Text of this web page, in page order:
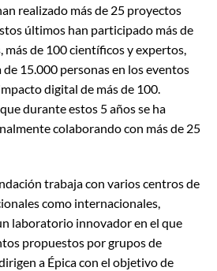
realizado más de 25 proyectos
últimos han participado más de
de 100 científicos y expertos,
15.000 personas en los eventos
digital de más de 100.
durante estos 5 años se ha
colaborando con más de 25
trabaja con varios centros de
como internacionales,
laboratorio innovador en el que
propuestos por grupos de
a Épica con el objetivo de